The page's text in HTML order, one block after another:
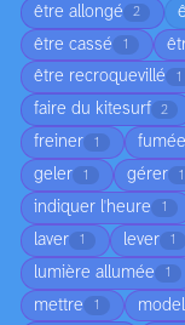
être allongé 2
être cassé 1
être recroquevillé 1
faire du kitesurf 2
freiner 1
geler 1 gérer 1
indiquer l'heure 1
laver 1 lever 1
lumière allumée 1
mettre 1